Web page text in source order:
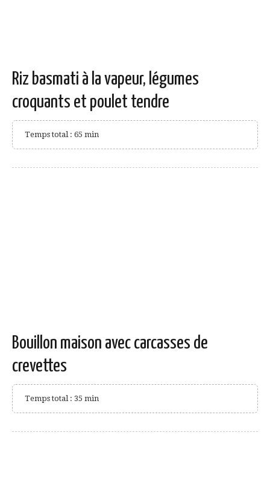
Riz basmati à la vapeur, légumes
croquants et poulet tendre
Temps total : 65 min
Bouillon maison avec carcasses de
crevettes
Temps total : 35 min